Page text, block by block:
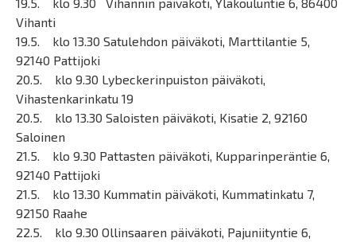
Vihanti
19.5. klo 13.30 Satulehdon päiväkoti, Marttilantie 5,
92140 Pattijoki
20.5. klo 9.30 Lybeckerinpuiston päiväkoti,
Vihastenkarinkatu 19
20.5. klo 13.30 Saloisten päiväkoti, Kisatie 2, 92160
Saloinen
21.5. klo 9.30 Pattasten päiväkoti, Kupparinperäntie 6,
92140 Pattijoki
21.5. klo 13.30 Kummatin päiväkoti, Kummatinkatu 7,
92150 Raahe
22.5. klo 9.30 Ollinsaaren päiväkoti, Pajuniityntie 6,